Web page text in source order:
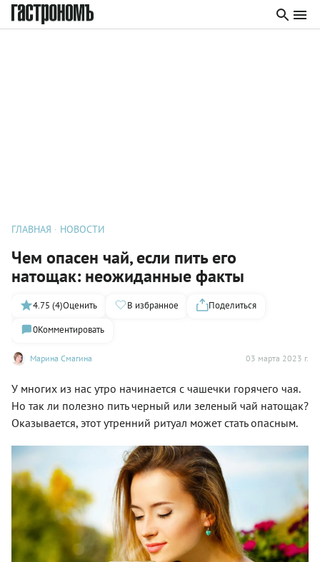
ГЛАВНАЯ НОВОСТИ
Чем опасен чай, если пить его
натощак: неожиданные факты
Марина Смагина 03 марта 2023 г.
4.75 (4)Оценить В избранное
Поделиться
0Комментировать
У многих из нас утро начинается с чашечки горячего чая.
Но так ли полезно пить черный или зеленый чай натощак?
Оказывается, этот утренний ритуал может стать опасным.